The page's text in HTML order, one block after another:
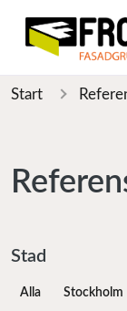
Start
Stad
Alla Stockholm